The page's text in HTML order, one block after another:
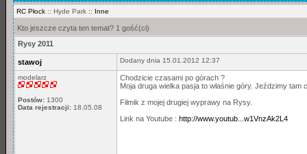
RC Płock :: Hyde Park :: Inne
Kto jeszcze czyta ten temat? 1 gość(ci)
Rysy 2011
stawoj Dodany dnia 15.01.2012 12:37
modelarz
Postów: 1300
Data rejestracji: 18.05.08
Chodzicie czasami po górach ?
Moja druga wielka pasja to właśnie góry. Jeździmy tam
Filmik z mojej drugiej wyprawy na Rysy.
Link na Youtube : http://www.youtub...w1VnzAk2L4